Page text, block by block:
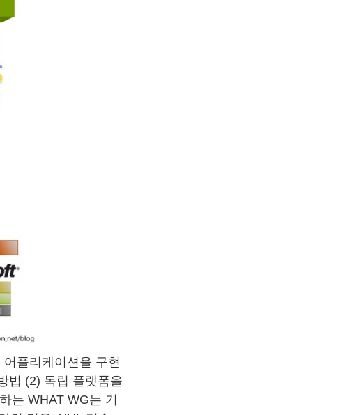
플리케이션을 구현
법 (2) 독립 플랫폼을
는 WHAT WG는 기